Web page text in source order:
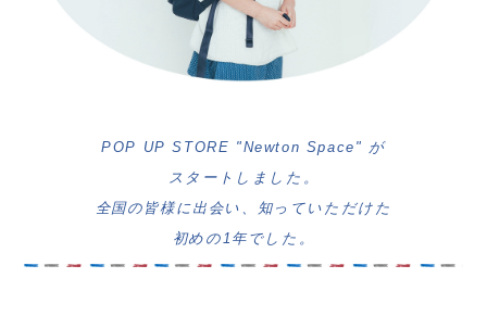
POP UP STORE "Newton Space" が
スタートしました。
全国の皆様に出会い、 知っていただけた
初めの1 年でした。